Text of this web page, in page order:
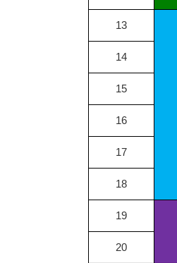
13
14
15
16
17
18
19
20